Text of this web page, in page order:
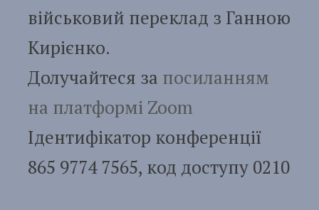
військовий переклад з Ганною
Кирієнко.
Долучайтеся за посиланням
на платформі Zoom
Ідентифікатор конференції
865 9774 7565, код доступу 0210